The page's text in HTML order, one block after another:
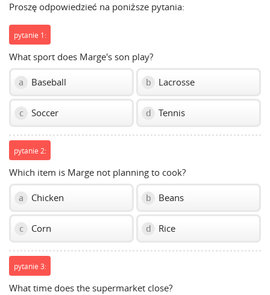
Proszę odpowiedzieć na poniższe pytania:
pytanie 1:
What sport does Marge's son play?
a Baseball b Lacrosse
c Soccer d Tennis
pytanie 2:
Which item is Marge not planning to cook?
a Chicken b Beans
c Corn d Rice
pytanie 3:
What time does the supermarket close?